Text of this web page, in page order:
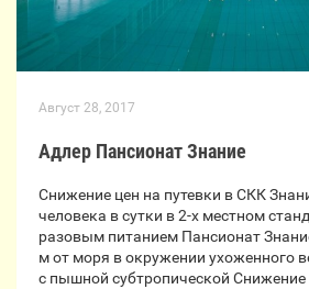
Август 28, 2017
Адлер Пансионат Знание
Снижение цен на путевки в СКК
человека в сутки в 2-х местном
разовым питанием Пансионат
м от моря в окружении ухоженного
с пышной субтропической Снижение